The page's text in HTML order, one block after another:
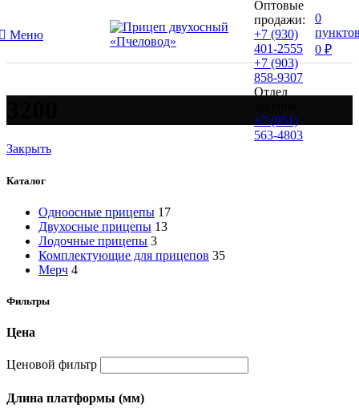
Меню
Оптовые
продажи:
+7 (930)
401-2555
+7 (903)
858-9307
Отдел
+7 (951)
563-4803
0
0 ₽
Закрыть
Каталог
Одноосные прицепы 17
Двухосные прицепы 13
Лодочные прицепы 3
Комплектующие для прицепов 35
Мерч 4
Фильтры
Цена
Ценовой фильтр
Длина платформы (мм)